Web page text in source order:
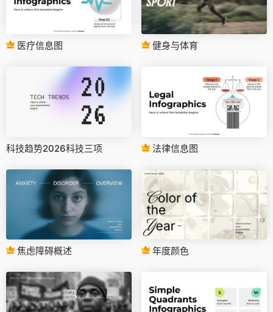
医疗信息图 健身与体育
科技趋势2026科技三项 法律信息图
焦虑障碍概述 年度颜色